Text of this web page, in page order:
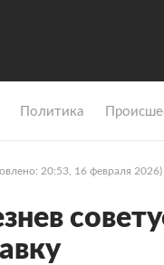
Политика
20:53, 16 февраля 2026)